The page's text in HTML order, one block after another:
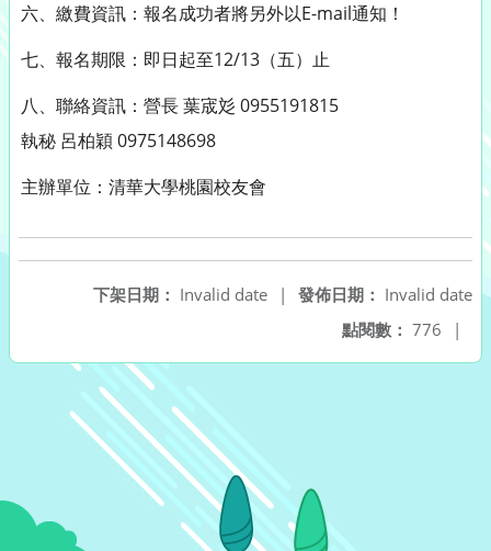
六、繳費資訊：報名成功者將另外以E-mail通知！
七、報名期限：即日起至12/13（五）止
八、聯絡資訊：營長 葉宬彣 0955191815
執秘 呂柏穎 0975148698
主辦單位：清華大學桃園校友會
發佈日期： Invalid date
下架日期： Invalid date
|
點閱數： 776 |